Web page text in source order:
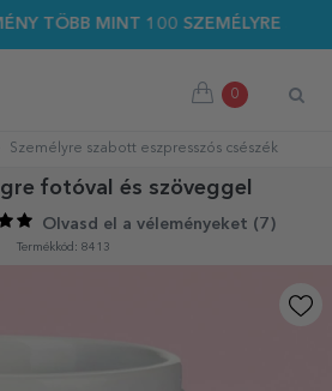
MINT 100 SZEMÉLYRE SZABOTT
0
Személyre szabott eszpresszós csészék
fotóval és szöveggel
Olvasd el a véleményeket ( 7 )
Termékkód: 8413